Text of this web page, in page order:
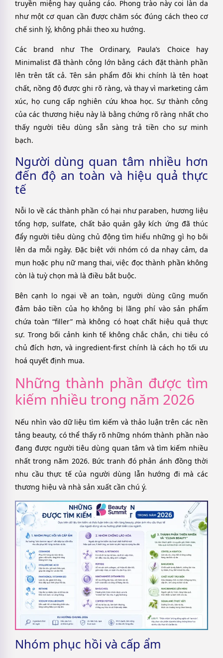
truyền miệng hay quảng cáo. Phong trào này coi làn da
như một cơ quan cần được chăm sóc đúng cách theo cơ
chế sinh lý, không phải theo xu hướng.
Các brand như The Ordinary, Paula’s Choice hay
Minimalist đã thành công lớn bằng cách đặt thành phần
lên trên tất cả. Tên sản phẩm đôi khi chính là tên hoạt
chất, nồng độ được ghi rõ ràng, và thay vì marketing cảm
xúc, họ cung cấp nghiên cứu khoa học. Sự thành công
của các thương hiệu này là bằng chứng rõ ràng nhất cho
thấy người tiêu dùng sẵn sàng trả tiền cho sự minh
bạch.
Người dùng quan tâm nhiều hơn
đến độ an toàn và hiệu quả thực
tế
Nỗi lo về các thành phần có hại như paraben, hương liệu
tổng hợp, sulfate, chất bảo quản gây kích ứng đã thúc
đẩy người tiêu dùng chủ động tìm hiểu những gì họ bôi
lên da mỗi ngày. Đặc biệt với nhóm có da nhạy cảm, da
mụn hoặc phụ nữ mang thai, việc đọc thành phần không
còn là tuỳ chọn mà là điều bắt buộc.
Bên cạnh lo ngại về an toàn, người dùng cũng muốn
đảm bảo tiền của họ không bị lãng phí vào sản phẩm
chứa toàn “filler” mà không có hoạt chất hiệu quả thực
sự. Trong bối cảnh kinh tế không chắc chắn, chi tiêu có
chủ đích hơn, và ingredient-first chính là cách họ tối ưu
hoá quyết định mua.
Những thành phần được tìm
kiếm nhiều trong năm 2026
Nếu nhìn vào dữ liệu tìm kiếm và thảo luận trên các nền
tảng beauty, có thể thấy rõ những nhóm thành phần nào
đang được người tiêu dùng quan tâm và tìm kiếm nhiều
nhất trong năm 2026. Bức tranh đó phản ánh đồng thời
nhu cầu thực tế của người dùng lẫn hướng đi mà các
thương hiệu và nhà sản xuất cần chú ý.
Nhóm phục hồi và cấp ẩm